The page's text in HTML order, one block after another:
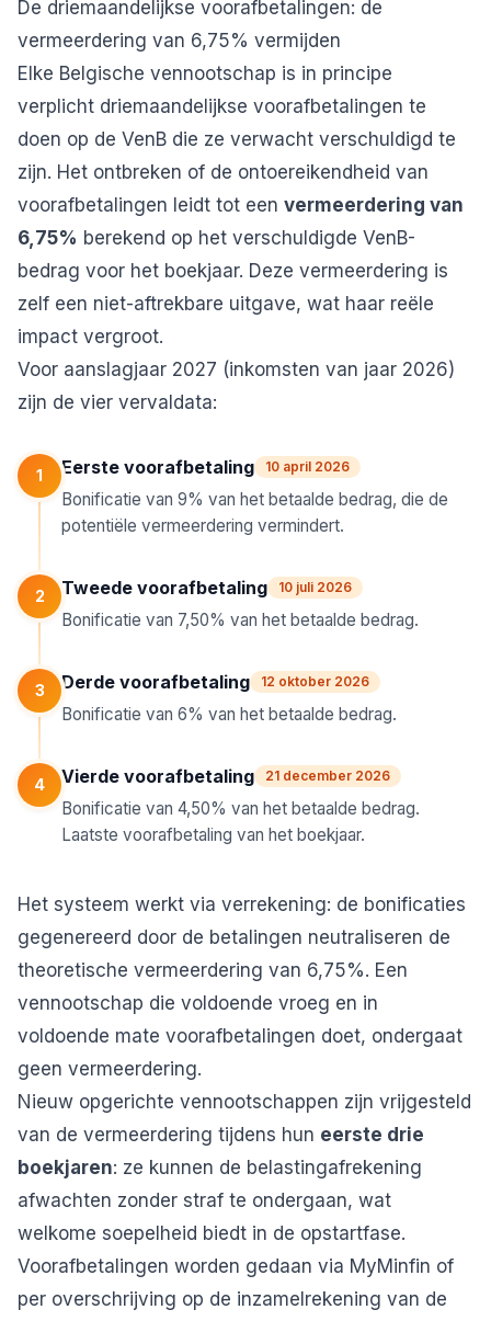
De driemaandelijkse voorafbetalingen: de
vermeerdering van 6,75% vermijden
Elke Belgische vennootschap is in principe
verplicht driemaandelijkse voorafbetalingen te
doen op de VenB die ze verwacht verschuldigd te
zijn. Het ontbreken of de ontoereikendheid van
voorafbetalingen leidt tot een vermeerdering van
6,75% berekend op het verschuldigde VenB-
bedrag voor het boekjaar. Deze vermeerdering is
zelf een niet-aftrekbare uitgave, wat haar reële
impact vergroot.
Voor aanslagjaar 2027 (inkomsten van jaar 2026)
zijn de vier vervaldata:
1 Eerste voorafbetaling 10 april 2026
Bonificatie van 9% van het betaalde bedrag, die de
potentiële vermeerdering vermindert.
2 Tweede voorafbetaling 10 juli 2026
Bonificatie van 7,50% van het betaalde bedrag.
3 Derde voorafbetaling 12 oktober 2026
Bonificatie van 6% van het betaalde bedrag.
4 Vierde voorafbetaling 21 december 2026
Bonificatie van 4,50% van het betaalde bedrag.
Laatste voorafbetaling van het boekjaar.
Het systeem werkt via verrekening: de bonificaties
gegenereerd door de betalingen neutraliseren de
theoretische vermeerdering van 6,75%. Een
vennootschap die voldoende vroeg en in
voldoende mate voorafbetalingen doet, ondergaat
geen vermeerdering.
Nieuw opgerichte vennootschappen zijn vrijgesteld
van de vermeerdering tijdens hun eerste drie
boekjaren: ze kunnen de belastingafrekening
afwachten zonder straf te ondergaan, wat
welkome soepelheid biedt in de opstartfase.
Voorafbetalingen worden gedaan via MyMinfin of
per overschrijving op de inzamelrekening van de